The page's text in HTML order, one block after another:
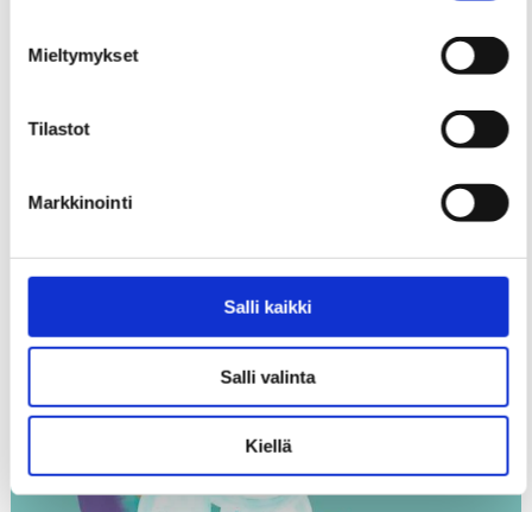
Mieltymykset
Tilastot
Markkinointi
Salli kaikki
Salli valinta
Kiellä
Puhutaan rahapelaamisesta -koulutus